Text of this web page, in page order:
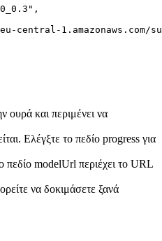
central-1.amazonaws.com/
ουρά και περιμένει να
Ελέγξτε το πεδίο progress για
πεδίο modelUrl περιέχει το URL
να δοκιμάσετε ξανά